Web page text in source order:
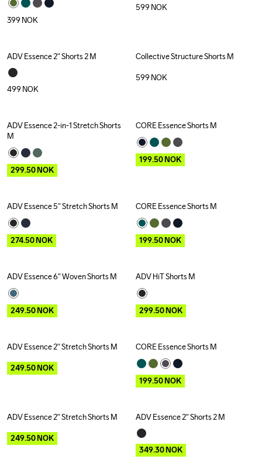
399 NOK
599 NOK
ADV Essence 2" Shorts 2 M
499 NOK
Collective Structure Shorts M
599 NOK
Outlet
ADV Essence 2-in-1 Stretch Shorts
M
299.50NOK
Outlet
CORE Essence Shorts M
199.50NOK
Outlet
ADV Essence 5" Stretch Shorts M
274.50NOK
Outlet
CORE Essence Shorts M
199.50NOK
Outlet
ADV Essence 6" Woven Shorts M
249.50NOK
Outlet
ADV HiT Shorts M
299.50NOK
Outlet
ADV Essence 2" Stretch Shorts M
249.50NOK
Outlet
CORE Essence Shorts M
199.50NOK
Outlet
ADV Essence 2" Stretch Shorts M
249.50NOK
Outlet
ADV Essence 2" Shorts 2 M
349.30NOK